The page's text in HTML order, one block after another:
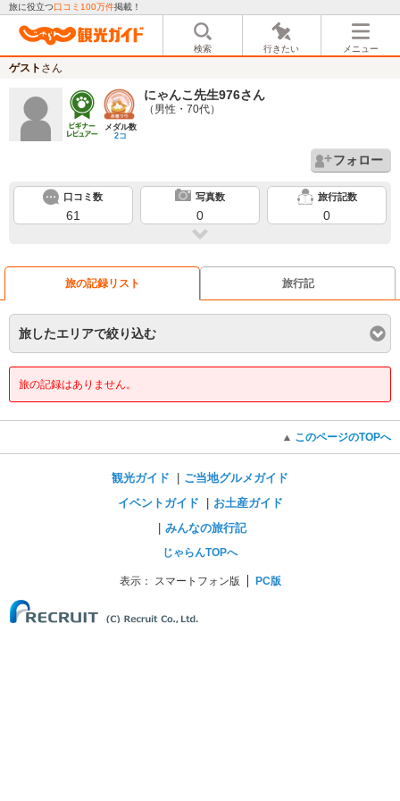
旅に役立つ口コミ100万件掲載！
検索 行きたい メニュー
ゲスト さん
メダル数
2コ
にゃんこ先生976さん
（男性・70代）
フォロー
口コミ数
61
写真数
0
旅行記数
0
旅の記録リスト 旅行記
旅したエリアで絞り込む
旅の記録はありません。
このページのTOPへ
観光ガイド
ご当地グルメガイド
イベントガイド
お土産ガイド
みんなの旅行記
じゃらんTOPへ
表示： スマートフォン版 PC版